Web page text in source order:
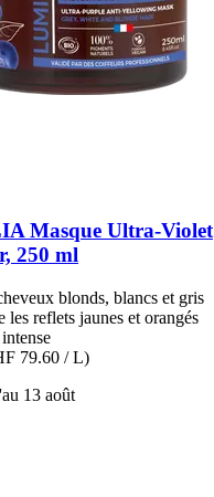
Masque Ultra-​Violet
250 ml
blonds, blancs et gris
les reflets jaunes et orangés
79.60 / L)
13 août